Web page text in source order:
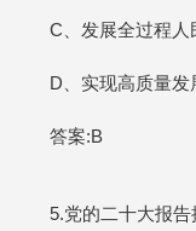
C、发展全过程人
D、实现高质量发
答案:B
5.党的二十大报